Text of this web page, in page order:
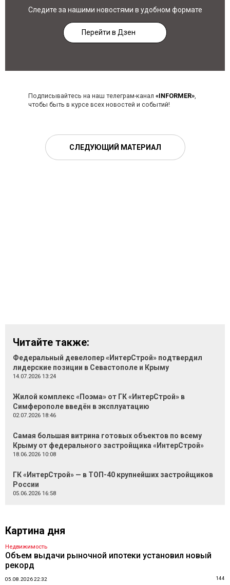
Следите за нашими новостями в удобном формате
Перейти в Дзен
Подписывайтесь на наш телеграм-канал «INFORMER»,
чтобы быть в курсе всех новостей и событий!
СЛЕДУЮЩИЙ МАТЕРИАЛ
Читайте также:
Федеральный девелопер «ИнтерСтрой» подтвердил
лидерские позиции в Севастополе и Крыму
14.07.2026 13:24
Жилой комплекс «Поэма» от ГК «ИнтерСтрой» в
Симферополе введён в эксплуатацию
02.07.2026 18:46
Самая большая витрина готовых объектов по всему
Крыму от федерального застройщика «ИнтерСтрой»
18.06.2026 10:08
ГК «ИнтерСтрой» — в ТОП-40 крупнейших застройщиков
России
05.06.2026 16:58
Картина дня
Недвижимость
Объем выдачи рыночной ипотеки установил новый
рекорд
05.08.2026 22:32 144